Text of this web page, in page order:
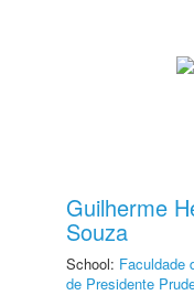
Guilherme
Souza
School: Faculdade
de Presidente